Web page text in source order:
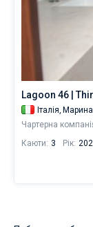
Lagoon 46 |
Італія,
Чартерна
Каюти: 3 Рік: